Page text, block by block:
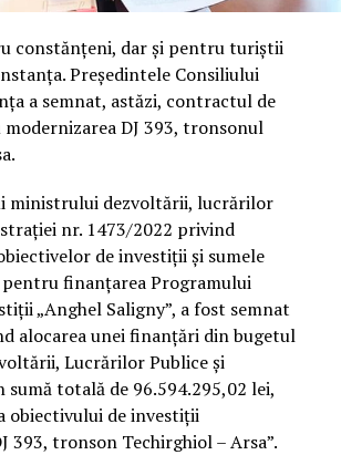
constănțeni, dar și pentru turiștii
Președintele Consiliului
a semnat, astăzi, contractul de
DJ 393, tronsonul
ministrului dezvoltării, lucrărilor
nr. 1473/2022 privind
de investiții și sumele
pentru finanțarea Programului
„Anghel Saligny”, a fost semnat
alocarea unei finanțări din bugetul
Lucrărilor Publice și
totală de 96.594.295,02 lei,
obiectivului de investiții
393, tronson Techirghiol – Arsa”.